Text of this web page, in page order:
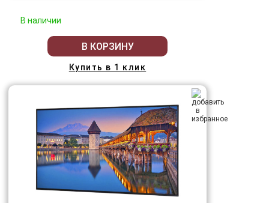
В наличии
В КОРЗИНУ
Купить в 1 клик